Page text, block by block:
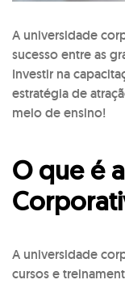
A universidade
sucesso entre as
Investir na
estratégia de
meio de ensino!
O que é
A universidade
cursos e